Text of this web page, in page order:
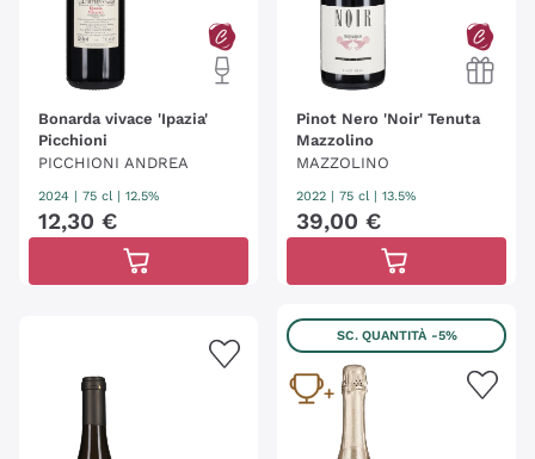
Bonarda vivace 'Ipazia'
Picchioni
PICCHIONI ANDREA
2024 | 75 cl | 12.5%
12,30 €
Pinot Nero 'Noir' Tenuta
Mazzolino
MAZZOLINO
2022 | 75 cl | 13.5%
39,00 €
SC. QUANTITÀ -5%